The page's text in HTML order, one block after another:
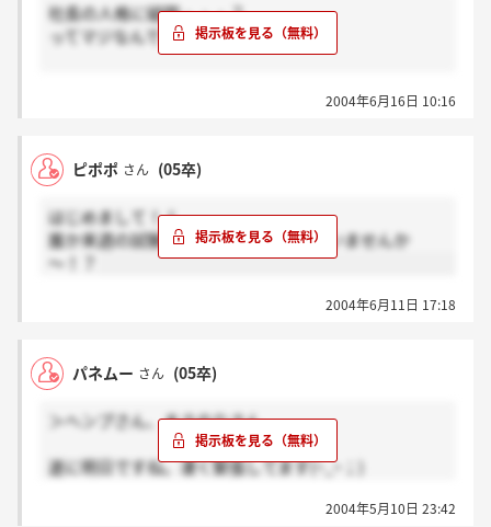
社長の人格に疑問・・・？
ってマジなんでしょうか。
2004年6月16日 10:16
ピポポ さん (05卒)
はじめまして！！
誰か来週の試験受ける方、いらっしゃいませんか
～！？
2004年6月11日 17:18
パネムー さん (05卒)
＞ヘンプさん、まさのりさん
遂に明日ですね。凄く緊張してます(~_~；)
2004年5月10日 23:42